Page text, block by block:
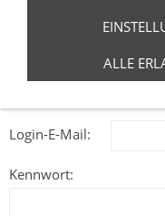
LOGIN NUR FÜR
Login-E-Mail:
Kennwort:
ALLE